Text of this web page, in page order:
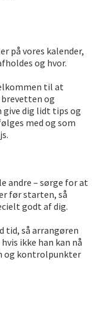
på vores kalender,
og hvor.
til at
og
give dig lidt tips og
med og som
andre – sørge for at
før starten, så
godt af dig.
tid, så arrangøren
ikke han kan nå
og kontrolpunkter